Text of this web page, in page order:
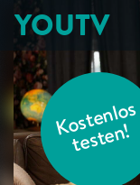
YOUTV
K
o
s
t
e
nl
o
s
t
e
s
t
e
n!